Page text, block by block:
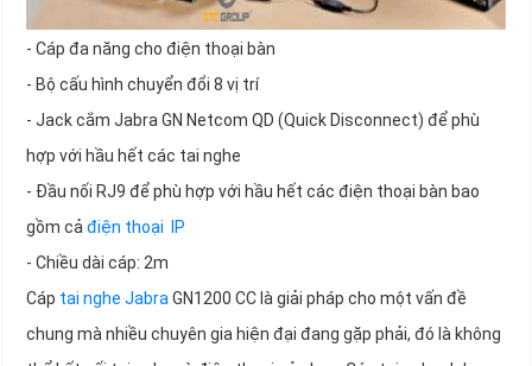
- Cáp đa năng cho điện thoại bàn
- Bộ cấu hình chuyển đổi 8 vị trí
- Jack cắm Jabra GN Netcom QD (Quick Disconnect) để phù
hợp với hầu hết các tai nghe
- Đầu nối RJ9 để phù hợp với hầu hết các điện thoại bàn bao
gồm cả điện thoại IP
- Chiều dài cáp: 2m
Cáp tai nghe Jabra GN1200 CC là giải pháp cho một vấn đề
chung mà nhiều chuyên gia hiện đại đang gặp phải, đó là không